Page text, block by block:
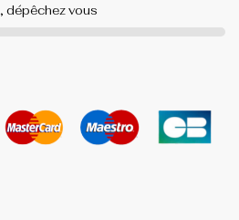
dépêchez vous